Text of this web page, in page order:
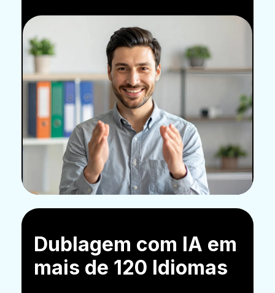
Dublagem com IA em
mais de 120 Idiomas